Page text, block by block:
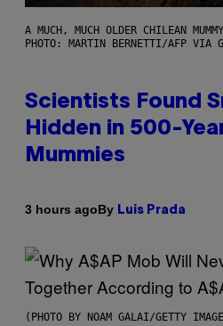
A MUCH, MUCH OLDER CHILEAN
PHOTO: MARTIN BERNETTI/AFP VIA
Scientists Found
Hidden in 500-
Mummies
3 hours agoBy Luis Prada
(PHOTO BY NOAM GALAI/GETTY